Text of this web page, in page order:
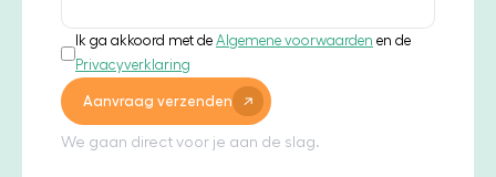
Ik ga akkoord met de Algemene voorwaarden en de
Privacyverklaring
Aanvraag verzenden
We gaan direct voor je aan de slag.